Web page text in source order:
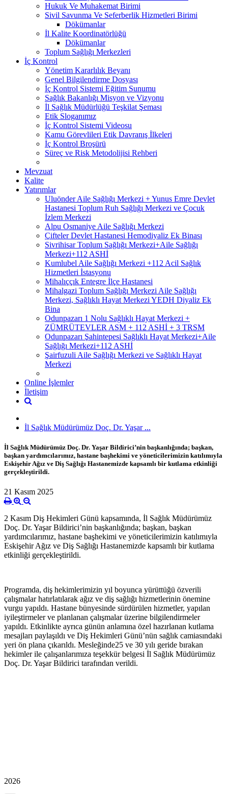
Hukuk Ve Muhakemat Birimi
Sivil Savunma Ve Seferberlik Hizmetleri Birimi
Dökümanlar
İl Kalite Koordinatörlüğü
Dökümanlar
Toplum Sağlığı Merkezleri
İç Kontrol
Yönetim Kararlılık Beyanı
Genel Bilgilendirme Dosyası
İç Kontrol Sistemi Eğitim Sunumu
Sağlık Bakanlığı Misyon ve Vizyonu
İl Sağlık Müdürlüğü Teşkilat Şeması
Etik Sloganımız
İç Kontrol Sistemi Videosu
Kamu Görevlileri Etik Davranış İlkeleri
İç Kontrol Broşürü
Süreç ve Risk Metodolijisi Rehberi
Mevzuat
Kalite
Yatırımlar
Uluönder Aile Sağlığı Merkezi + Yunus Emre Devlet
Hastanesi Toplum Ruh Sağlığı Merkezi ve Çocuk
İzlem Merkezi
Alpu Osmaniye Aile Sağlığı Merkezi
Çifteler Devlet Hastanesi Hemodiyaliz Ek Binası
Sivrihisar Toplum Sağlığı Merkezi+Aile Sağlığı
Merkezi+112 ASHİ
Kumlubel Aile Sağlığı Merkezi +112 Acil Sağlık
Hizmetleri İstasyonu
Mihalıççık Entegre İlçe Hastanesi
Mihalgazi Toplum Sağlığı Merkezi Aile Sağlığı
Merkezi, Sağlıklı Hayat Merkezi YEDH Diyaliz Ek
Bina
Odunpazarı 1 Nolu Sağlıklı Hayat Merkezi +
ZÜMRÜTEVLER ASM + 112 ASHİ + 3 TRSM
Odunpazarı Şahintepesi Sağlıklı Hayat Merkezi+Aile
Sağlığı Merkezi+112 ASHİ
Şairfuzuli Aile Sağlığı Merkezi ve Sağlıklı Hayat
Merkezi
Online İşlemler
İletişim
İl Sağlık Müdürümüz Doç. Dr. Yaşar ...
İl Sağlık Müdürümüz Doç. Dr. Yaşar Bildirici’nin başkanlığında; başkan,
başkan yardımcılarımız, hastane başhekimi ve yöneticilerimizin katılımıyla
Eskişehir Ağız ve Diş Sağlığı Hastanemizde kapsamlı bir kutlama etkinliği
gerçekleştirildi.
21 Kasım 2025
2 Kasım Diş Hekimleri Günü kapsamında, İl Sağlık Müdürümüz
Doç. Dr. Yaşar Bildirici’nin başkanlığında; başkan, başkan
yardımcılarımız, hastane başhekimi ve yöneticilerimizin katılımıyla
Eskişehir Ağız ve Diş Sağlığı Hastanemizde kapsamlı bir kutlama
etkinliği gerçekleştirildi.
Programda, diş hekimlerimizin yıl boyunca yürüttüğü özverili
çalışmalar hatırlatılarak ağız ve diş sağlığı hizmetlerinin önemine
vurgu yapıldı. Hastane bünyesinde sürdürülen hizmetler, yapılan
iyileştirmeler ve planlanan çalışmalar üzerine bilgilendirmeler
yapıldı. Etkinlikte ayrıca günün anlamına özel hazırlanan kutlama
mesajları paylaşıldı ve Diş Hekimleri Günü’nün sağlık camiasındaki
yeri ön plana çıkarıldı. Mesleğinde25 ve 30 yılı geride bırakan
hekimler ile çalışanlarımıza teşekkür belgesi İl Sağlık Müdürümüz
Doç. Dr. Yaşar Bildirici tarafından verildi.
2026